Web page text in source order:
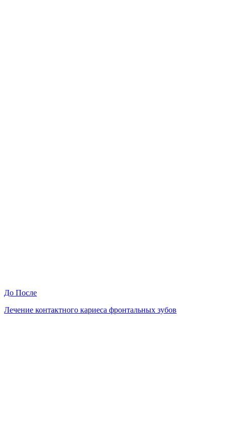
До После
Лечение контактного кариеса фронтальных зубов